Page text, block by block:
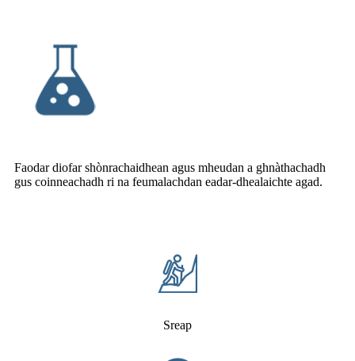
Faodar diofar shònrachaidhean agus mheudan a ghnàthachadh
gus coinneachadh ri na feumalachdan eadar-dhealaichte agad.
Sreap